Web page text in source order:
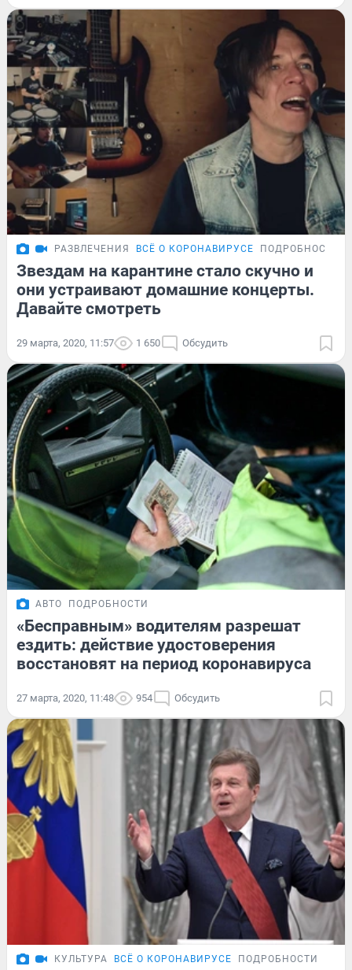
РАЗВЛЕЧЕНИЯ ВСЁ О КОРОНАВИРУСЕ ПОДРОБНОСТИ
Звездам на карантине стало скучно и
они устраивают домашние концерты.
Давайте смотреть
29 марта, 2020, 11:57 1 650 Обсудить
АВТО ПОДРОБНОСТИ
«Бесправным» водителям разрешат
ездить: действие удостоверения
восстановят на период коронавируса
27 марта, 2020, 11:48 954 Обсудить
КУЛЬТУРА ВСЁ О КОРОНАВИРУСЕ ПОДРОБНОСТИ